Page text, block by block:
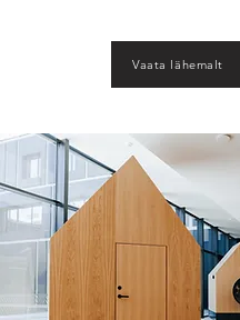
Vaata lähemalt